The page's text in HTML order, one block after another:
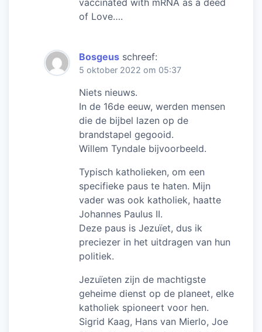
vaccinated with mRNA as a deed
of Love….
Bosgeus schreef:
5 oktober 2022 om 05:37
Niets nieuws.
In de 16de eeuw, werden mensen
die de bijbel lazen op de
brandstapel gegooid.
Willem Tyndale bijvoorbeeld.
Typisch katholieken, om een
specifieke paus te haten. Mijn
vader was ook katholiek, haatte
Johannes Paulus II.
Deze paus is Jezuïet, dus ik
preciezer in het uitdragen van hun
politiek.
Jezuïeten zijn de machtigste
geheime dienst op de planeet, elke
katholiek spioneert voor hen.
Sigrid Kaag, Hans van Mierlo, Joe